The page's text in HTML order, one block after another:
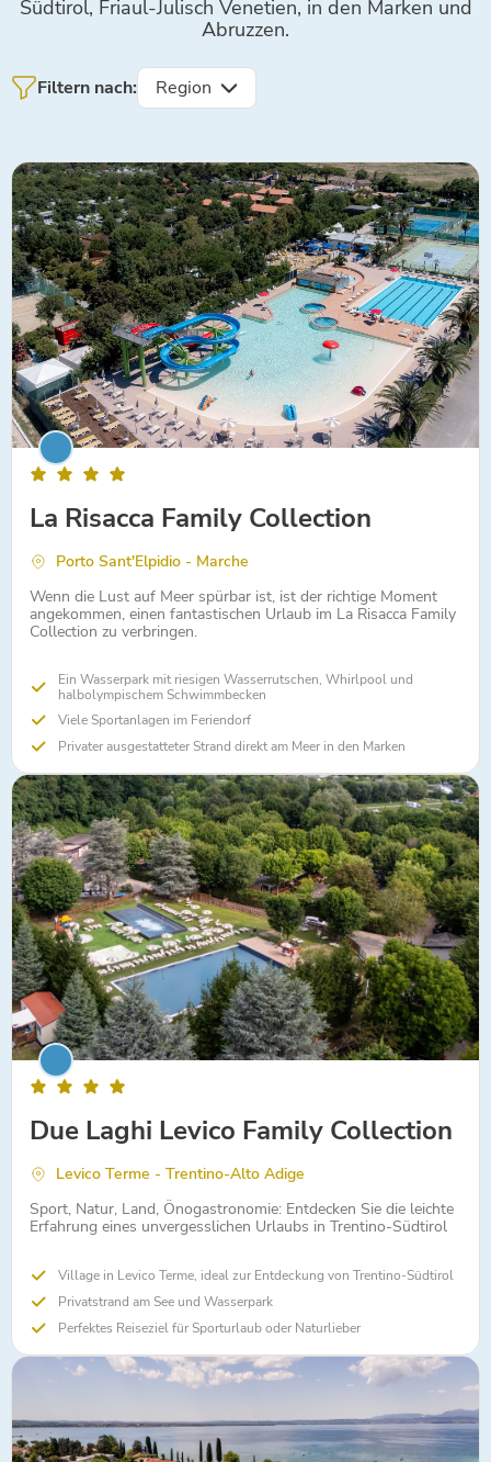
Südtirol, Friaul-Julisch Venetien, in den Marken und
Abruzzen.
Filtern nach: Region
Trentino-Südtirol
Gardasee
Abruzzen
Friaul-Julisch Venetien
Toskana
Emilia-Romagna
La Risacca Family Collection
Porto Sant'Elpidio - Marche
Wenn die Lust auf Meer spürbar ist, ist der richtige Moment
angekommen, einen fantastischen Urlaub im La Risacca Family
Collection zu verbringen.
Ein Wasserpark mit riesigen Wasserrutschen, Whirlpool und
halbolympischem Schwimmbecken
Viele Sportanlagen im Feriendorf
Privater ausgestatteter Strand direkt am Meer in den Marken
Due Laghi Levico Family Collection
Levico Terme - Trentino-Alto Adige
Sport, Natur, Land, Önogastronomie: Entdecken Sie die leichte
Erfahrung eines unvergesslichen Urlaubs in Trentino-Südtirol
Village in Levico Terme, ideal zur Entdeckung von Trentino-Südtirol
Privatstrand am See und Wasserpark
Perfektes Reiseziel für Sporturlaub oder Naturlieber